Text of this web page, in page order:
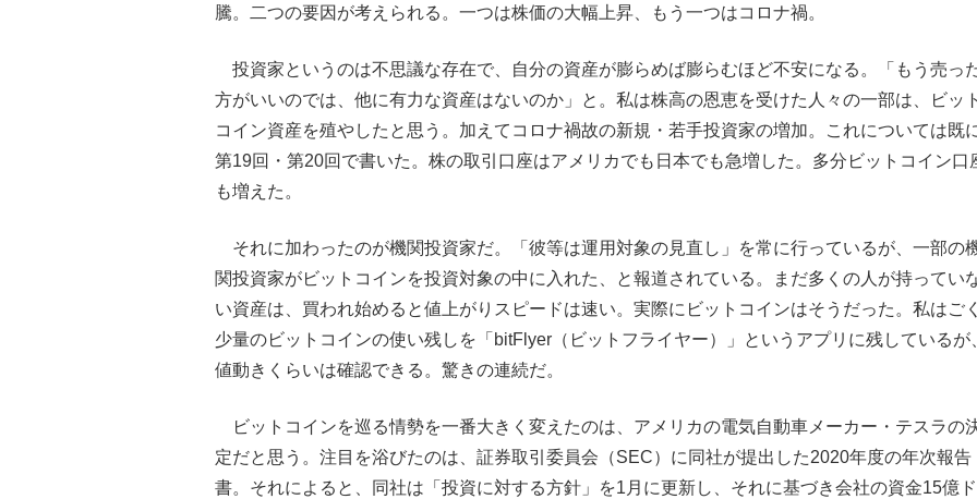
騰。二つの要因が考えられる。一つは株価の大幅上昇、もう一つはコロナ禍。
投資家というのは不思議な存在で、自分の資産が膨らめば膨らむほど不安になる。「もう売っ
方がいいのでは、他に有力な資産はないのか」と。私は株高の恩恵を受けた人々の一部は、ビット
コイン資産を殖やしたと思う。加えてコロナ禍故の新規・若手投資家の増加。これについては既
第19回・第20回で書いた。株の取引口座はアメリカでも日本でも急増した。多分ビットコイン口
も増えた。
それに加わったのが機関投資家だ。「彼等は運用対象の見直し」を常に行っているが、一部の
関投資家がビットコインを投資対象の中に入れた、と報道されている。まだ多くの人が持ってい
い資産は、買われ始めると値上がりスピードは速い。実際にビットコインはそうだった。私はごく
少量のビットコインの使い残しを「bitFlyer（ビットフライヤー）」というアプリに残しているが
値動きくらいは確認できる。驚きの連続だ。
ビットコインを巡る情勢を一番大きく変えたのは、アメリカの電気自動車メーカー・テスラの
定だと思う。注目を浴びたのは、証券取引委員会（SEC）に同社が提出した2020年度の年次報告
書。それによると、同社は「投資に対する方針」を1月に更新し、それに基づき会社の資金15億ド